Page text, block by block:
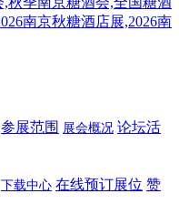
参展范围 展会概况 论坛活
下载中心 在线预订展位 赞